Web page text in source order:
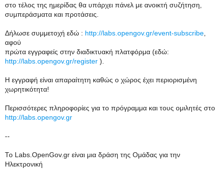
στο τέλος της ημερίδας θα υπάρχει πάνελ με ανοικτή συζήτηση,
συμπεράσματα και προτάσεις.
Δήλωσε συμμετοχή εδώ : http://labs.opengov.gr/event-subscribe
αφού
πρώτα εγγραφείς στην διαδικτυακή πλατφόρμα (εδώ:
http://labs.opengov.gr/register ).
Η εγγραφή είναι απαραίτητη καθώς ο χώρος έχει περιορισμένη
χωρητικότητα!
Περισσότερες πληροφορίες για το πρόγραμμα και τους ομιλητές στο
http://labs.opengov.gr
--
Το Labs.OpenGov.gr είναι μια δράση της Ομάδας για την
Ηλεκτρονική